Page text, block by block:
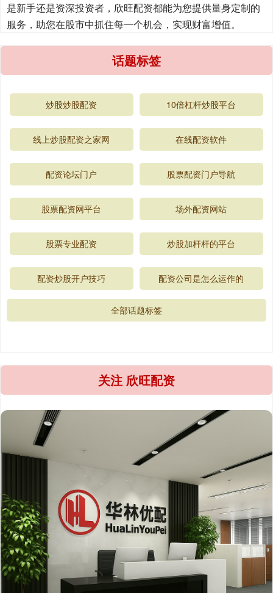
是新手还是资深投资者，欣旺配资都能为您提供量身定制的
服务，助您在股市中抓住每一个机会，实现财富增值。
话题标签
炒股炒股配资 10倍杠杆炒股平台
线上炒股配资之家网 在线配资软件
配资论坛门户 股票配资门户导航
股票配资网平台 场外配资网站
股票专业配资 炒股加杆杆的平台
配资炒股开户技巧 配资公司是怎么运作的
全部话题标签
关注 欣旺配资